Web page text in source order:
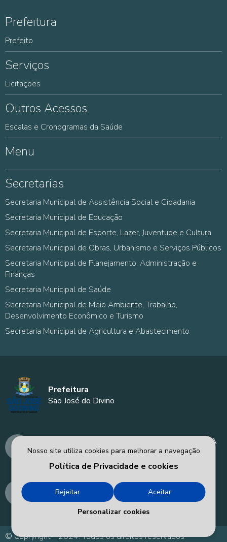
Prefeitura
Prefeito
Serviços
Licitações
Outros Acessos
Escalas e Cronogramas da Saúde
Menu
Secretarias
Secretaria Municipal de Assistência Social e Cidadania
Secretaria Municipal de Educação
Secretaria Municipal de Esporte, Lazer, Juventude e Cultura
Secretaria Municipal de Obras, Urbanismo e Serviços Públicos
Secretaria Municipal de Planejamento, Administração e
Finanças
Secretaria Municipal de Saúde
Secretaria Municipal de Meio Ambiente, Trabalho,
Desenvolvimento Econômico e Turismo
Secretaria Municipal de Agricultura e Abastecimento
Prefeitura
São José do Divino
AVENIDA MANOEL DÍVINO - PREFEITURA
MUNICIPAL DE SÃO JOSÉ DO DIVINO - PI
prefeitura@saojosedodivino.pi.gov.br
86-98194-2918
© Copryright - 2024. Todos os direitos reservados
Nosso site utiliza cookies para melhorar a navegação
Política de Privacidade e cookies
Rejeitar Aceitar
Personalizar cookies